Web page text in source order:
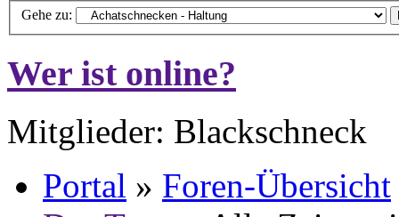
Gehe zu:
Wer ist online?
Mitglieder: Blackschneck
Portal » Foren-Übersicht